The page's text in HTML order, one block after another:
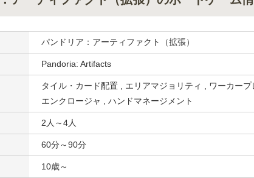
パンドリア：アーティファクト（拡張）
Pandoria: Artifacts
タイル・カード配置 , エリアマジョリティ , ワーカー
エンクロージャ , ハンドマネージメント
2人～4人
60分～90分
10歳～